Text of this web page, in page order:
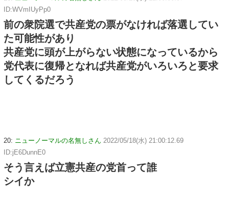
ID:WVmIUyPp0
前の衆院選で共産党の票がなければ落選してい
た可能性があり
共産党に頭が上がらない状態になっているから
党代表に復帰となれば共産党がいろいろと要求
してくるだろう
20: ニューノーマルの名無しさん 2022/05/18(水) 21:00:12.69
ID:jE6DunnE0
そう言えば立憲共産の党首って誰
シイか